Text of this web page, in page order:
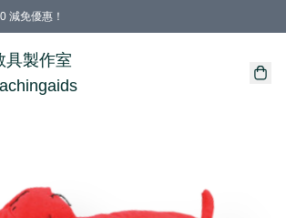
減免優惠！
運費優惠！（適用於 特定的送貨方式 )
享免費禮品
具製作室